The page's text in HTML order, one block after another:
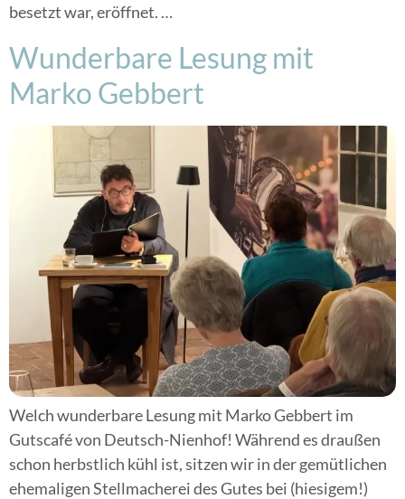
besetzt war, eröffnet. …
Wunderbare Lesung mit
Marko Gebbert
Welch wunderbare Lesung mit Marko Gebbert im
Gutscafé von Deutsch-Nienhof! Während es draußen
schon herbstlich kühl ist, sitzen wir in der gemütlichen
ehemaligen Stellmacherei des Gutes bei (hiesigem!)